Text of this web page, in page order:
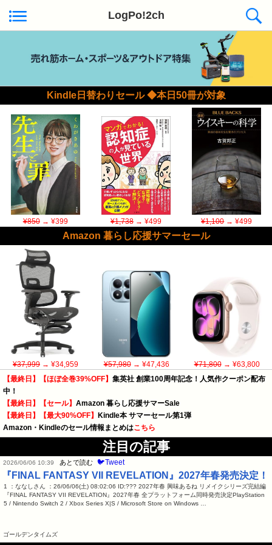
LogPo!2ch
Kindle日替わりセール ◆本日50冊が対象
¥850→ ¥399 ¥1,738→ ¥499 ¥1,100→ ¥499
Amazon 暮らし応援サマーセール
¥37,999 → ¥34,959 ¥57,980→ ¥47,436 ¥71,800→ ¥63,800
【最終日】【ほぼ全巻39%OFF】 集英社 創業100周年記念！人気作クーポン配布
中！
【最終日】【セール】 Amazon 暮らし応援サマーSale
【最終日】【最大90%OFF】 Kindle本 サマーセール第1弾
Amazon・Kindleのセール情報まとめはこちら
注目の記事
2026/06/06 10:39 あとで読む 🐦Tweet
『FINAL FANTASY VII REVELATION』2027年春発売決定！
1 ：ななしさん ：26/06/06(土) 08:02:06 ID:??? 2027年春 興味あるね リメイクシリーズ完結編
『FINAL FANTASY VII REVELATION』2027年春 全プラットフォーム同時発売決定PlayStation
5 / Nintendo Switch 2 / Xbox Series X|S / Microsoft Store on Windows …
ゴールデンタイムズ